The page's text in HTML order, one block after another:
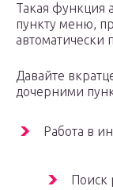
Такая функция
пункту меню,
автоматически
Давайте
дочерними
Работа в
Поиск